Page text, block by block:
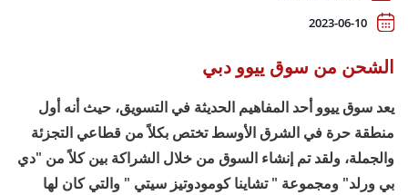
2023-06-10
الشحن من سوق ييوو دبي
يعد سوق ييوو أحد المفاهيم الحديثة في التسويق، حيث أنه أول
منطقة حرة في الشرق الأوسط تختص بكلاً من قطاعي التجزئة
والجملة، ولقد تم إنشاء السوق من خلال الشراكة بين كلاً من "دي
بي ورلد" ومجموعة " تشاينا كومودوتيز سيتي " والتي كان لها